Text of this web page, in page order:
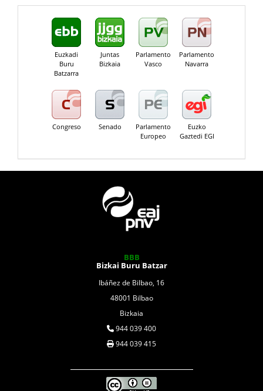
Euzkadi
Buru
Batzarra
Juntas
Bizkaia
Parlamento
Vasco
Parlamento
Navarra
Congreso Senado
Parlamento
Europeo
Euzko
Gaztedi EGI
BBB
Bizkai Buru Batzar
Ibáñez de Bilbao, 16
48001 Bilbao
Bizkaia
944 039 400
944 039 415